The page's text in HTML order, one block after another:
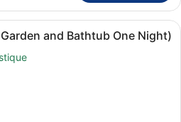
Une chambre d’hôtel moderne
and Bathtub One Night)